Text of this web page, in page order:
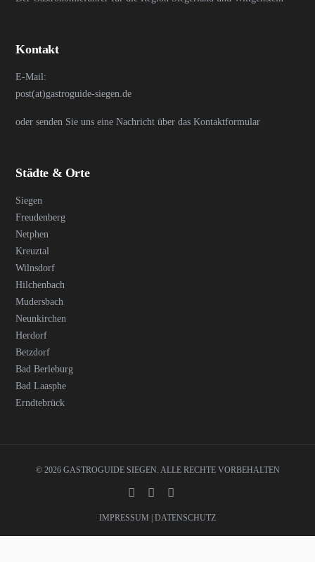
Kontakt
E-Mail:
post(at)gastroguide-siegen.de
oder senden Sie uns eine Nachricht über das Kontaktformular
Städte & Orte
Siegen
Freudenberg
Netphen
Kreuztal
Wilnsdorf
Hilchenbach
Mudersbach
Neunkirchen
Herdorf
Betzdorf
Bad Berleburg
Bad Laasphe
Erndtebrück
© 2026 GASTROGUIDE SIEGEN. ALLE RECHTE VORBEHALTEN
IMPRESSUM DATENSCHUTZ